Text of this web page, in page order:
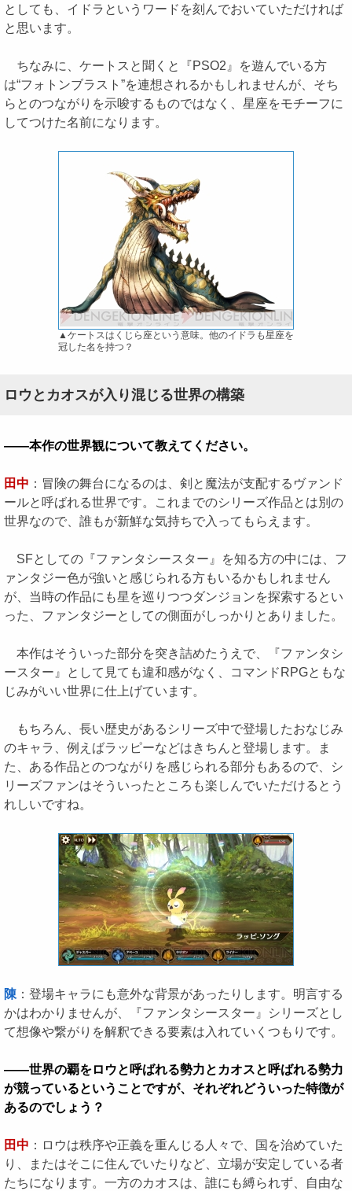
としても、イドラというワードを刻んでおいていただければ
と思います。
ちなみに、ケートスと聞くと『PSO2』を遊んでいる方
は“フォトンブラスト”を連想されるかもしれませんが、そち
らとのつながりを示唆するものではなく、星座をモチーフに
してつけた名前になります。
▲ケートスはくじら座という意味。他のイドラも星座を
冠した名を持つ？
ロウとカオスが入り混じる世界の構築
――本作の世界観について教えてください。
田中 ：冒険の舞台になるのは、剣と魔法が支配するヴァンド
ールと呼ばれる世界です。これまでのシリーズ作品とは別の
世界なので、誰もが新鮮な気持ちで入ってもらえます。
SFとしての『ファンタシースター』を知る方の中には、フ
ァンタジー色が強いと感じられる方もいるかもしれません
が、当時の作品にも星を巡りつつダンジョンを探索するとい
った、ファンタジーとしての側面がしっかりとありました。
本作はそういった部分を突き詰めたうえで、『ファンタシ
ースター』として見ても違和感がなく、コマンドRPGともな
じみがいい世界に仕上げています。
もちろん、長い歴史があるシリーズ中で登場したおなじみ
のキャラ、例えばラッピーなどはきちんと登場します。ま
た、ある作品とのつながりを感じられる部分もあるので、シ
リーズファンはそういったところも楽しんでいただけるとう
れしいですね。
陳 ：登場キャラにも意外な背景があったりします。明言する
かはわかりませんが、『ファンタシースター』シリーズとし
て想像や繋がりを解釈できる要素は入れていくつもりです。
――世界の覇をロウと呼ばれる勢力とカオスと呼ばれる勢力
が競っているということですが、それぞれどういった特徴が
あるのでしょう？
田中 ：ロウは秩序や正義を重んじる人々で、国を治めていた
り、またはそこに住んでいたりなど、立場が安定している者
たちになります。一方のカオスは、誰にも縛られず、自由な